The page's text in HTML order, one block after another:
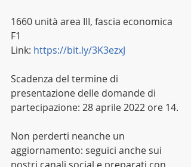
1660 unità area III, fascia economica
F1
Link: https://bit.ly/3K3ezxJ
Scadenza del termine di
presentazione delle domande di
partecipazione: 28 aprile 2022 ore 14.
Non perderti neanche un
aggiornamento: seguici anche sui